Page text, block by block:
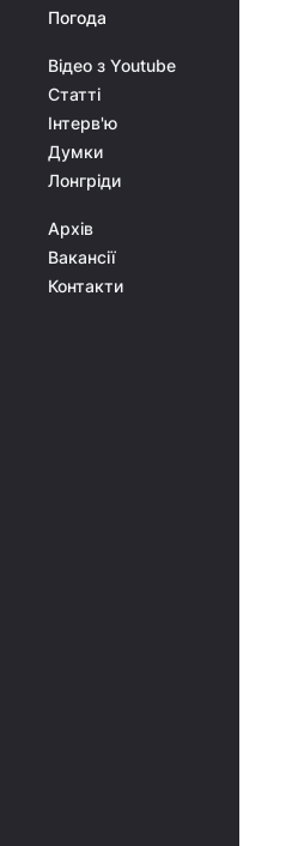
Погода
Відео з Youtube
Статті
Інтерв'ю
Думки
Лонгріди
Архів
Вакансії
Контакти